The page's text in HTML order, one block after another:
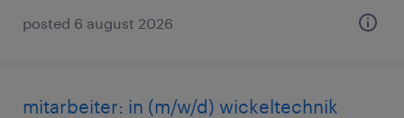
posted 6 august 2026
mitarbeiter: in (m/w/d) wickeltechnik